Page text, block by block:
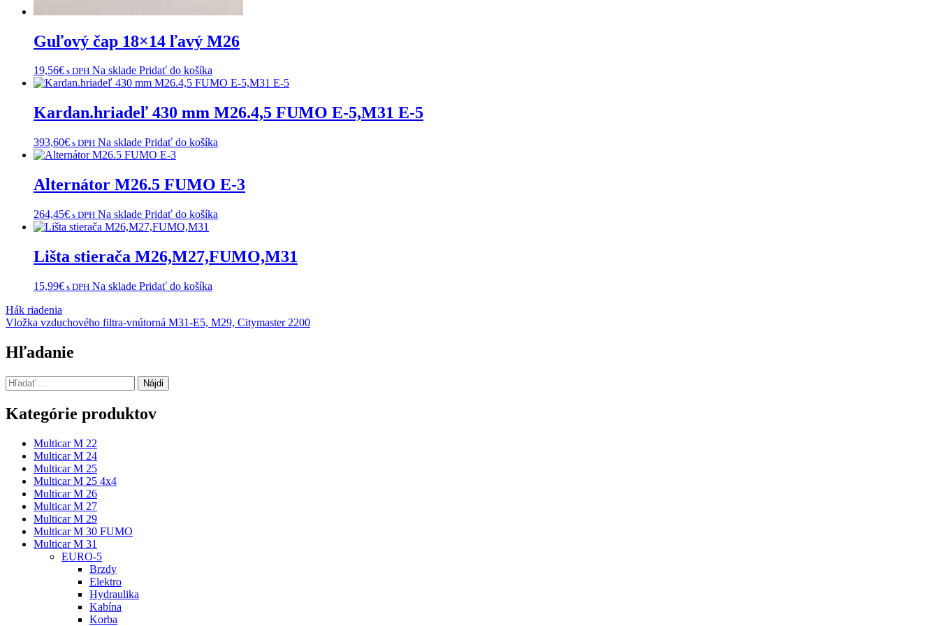
Guľový čap 18×14 ľavý M26
19,56€ s DPH Na sklade Pridať do košíka
Kardan.hriadeľ 430 mm M26.4,5 FUMO E-5,M31 E-5
393,60€ s DPH Na sklade Pridať do košíka
Alternátor M26.5 FUMO E-3
264,45€ s DPH Na sklade Pridať do košíka
Lišta stierača M26,M27,FUMO,M31
15,99€ s DPH Na sklade Pridať do košíka
Navigácia
v
článku
Hák riadenia
Vložka vzduchového filtra-vnútorná M31-E5, M29, Citymaster 2200
Hľadanie
Hľadať:
Kategórie produktov
Multicar M 22
Multicar M 24
Multicar M 25
Multicar M 25 4x4
Multicar M 26
Multicar M 27
Multicar M 29
Multicar M 30 FUMO
Multicar M 31
EURO-5
Brzdy
Elektro
Hydraulika
Kabína
Korba